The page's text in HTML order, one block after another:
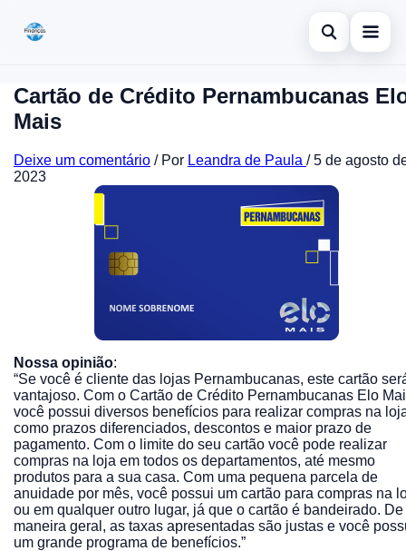
Abrir busca
Inicial
Cartão de crédito
Dicas
Buscar no site
Buscar por:
Pressione Enter para buscar ou ESC para fechar.
Cartão de Crédito Pernambucanas
Mais
Deixe um comentário / Por Leandra de Paula /5 de agosto
2023
Nossa opinião:
“Se você é cliente das lojas Pernambucanas, este cartão
vantajoso. Com o Cartão de Crédito Pernambucanas Elo
você possui diversos benefícios para realizar compras na
como prazos diferenciados, descontos e maior prazo de
pagamento. Com o limite do seu cartão você pode realizar
compras na loja em todos os departamentos, até mesmo
produtos para a sua casa. Com uma pequena parcela de
anuidade por mês, você possui um cartão para compras na
ou em qualquer outro lugar, já que o cartão é bandeirado. De
maneira geral, as taxas apresentadas são justas e você
um grande programa de benefícios.”